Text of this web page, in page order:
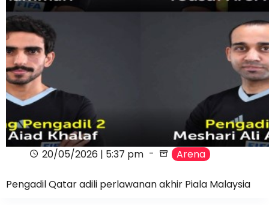
20/05/2026 | 5:37 pm Arena
Pengadil Qatar adili perlawanan akhir Piala Malaysia